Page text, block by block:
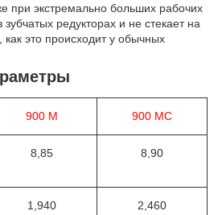
при экстремально больших рабочих
зубчатых редукторах и не стекает на
как это происходит у обычных
900 M 900 MC
8,85 8,90
1,940 2,460